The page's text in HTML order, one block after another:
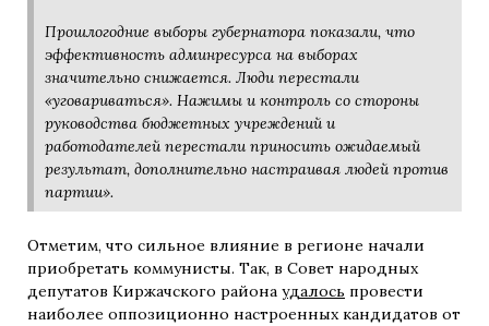
Прошлогодние выборы губернатора показали, что
эффективность админресурса на выборах
значительно снижается. Люди перестали
«уговариваться». Нажимы и контроль со стороны
руководства бюджетных учреждений и
работодателей перестали приносить ожидаемый
результат, дополнительно настраивая людей против
партии».
Отметим, что сильное влияние в регионе начали
приобретать коммунисты. Так, в Совет народных
депутатов Киржачского района удалось провести
наиболее оппозиционно настроенных кандидатов от